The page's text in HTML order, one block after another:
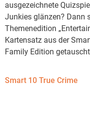
ausgezeichnete
Junkies glänzen? Dann
Themenedition
Kartensatz aus der
Family Edition
Smart 10 True Crime